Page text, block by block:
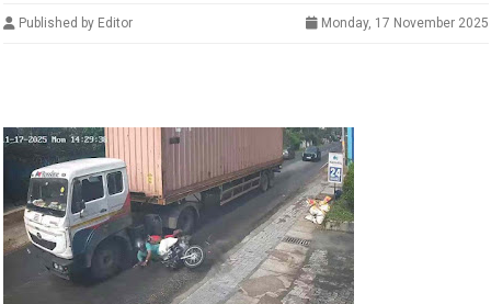
Published by Editor Monday, 17 November 2025